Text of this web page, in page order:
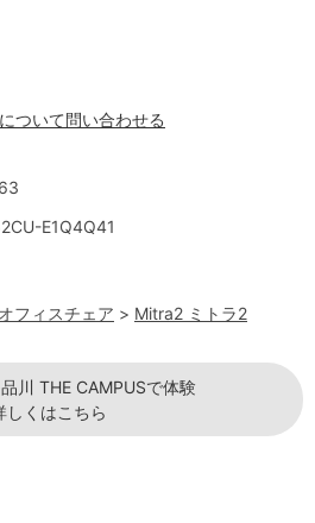
E1Q4Q41
フィスチェア > Mitra2 ミトラ2
ついて問い合わせる
川 THE CAMPUSで体験
しくはこちら